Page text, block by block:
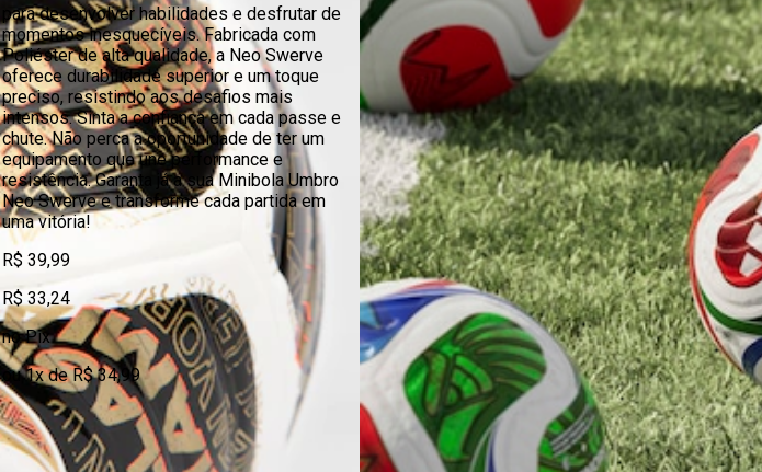
para desenvolver habilidades e desfrutar de
momentos inesquecíveis. Fabricada com
Poliéster de alta qualidade, a Neo Swerve
oferece durabilidade superior e um toque
preciso, resistindo aos desafios mais
intensos. Sinta a confiança em cada passe e
chute. Não perca a oportunidade de ter um
equipamento que une performance e
resistência. Garanta já a sua Minibola Umbro
Neo Swerve e transforme cada partida em
uma vitória!
R$ 39,99
R$ 33,24
no Pix
ou 1x de R$ 34,99